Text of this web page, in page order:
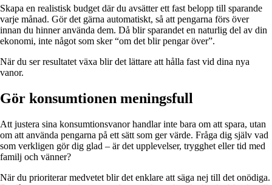
Skapa en realistisk budget där du avsätter ett fast belopp till sparande
varje månad. Gör det gärna automatiskt, så att pengarna förs över
innan du hinner använda dem. Då blir sparandet en naturlig del av din
ekonomi, inte något som sker “om det blir pengar över”.
När du ser resultatet växa blir det lättare att hålla fast vid dina nya
vanor.
Gör konsumtionen meningsfull
Att justera sina konsumtionsvanor handlar inte bara om att spara, utan
om att använda pengarna på ett sätt som ger värde. Fråga dig själv vad
som verkligen gör dig glad – är det upplevelser, trygghet eller tid med
familj och vänner?
När du prioriterar medvetet blir det enklare att säga nej till det onödiga.